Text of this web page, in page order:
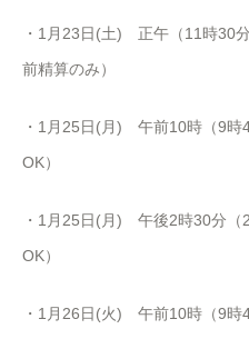
・1月23日(土) 正午（11時30
前精算のみ）
・1月25日(月) 午前10時（9時
OK）
・1月25日(月) 午後2時30分（
OK）
・1月26日(火) 午前10時（9時